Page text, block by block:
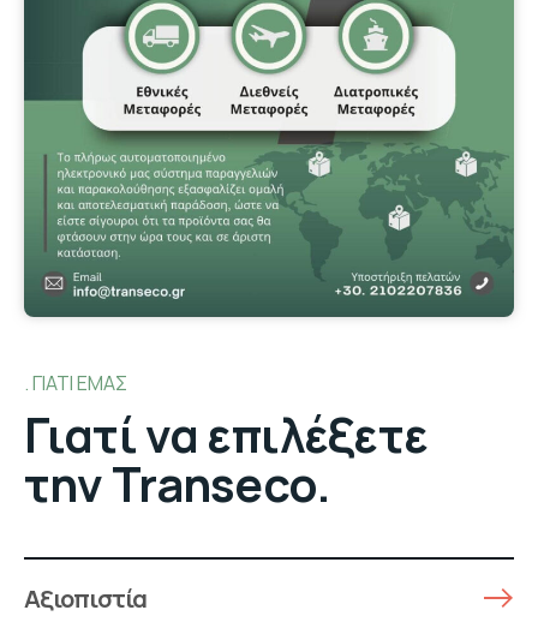
ΓΙΑΤΙ ΕΜΑΣ
Γιατί να επιλέξετε
την Transeco.
Αξιοπιστία